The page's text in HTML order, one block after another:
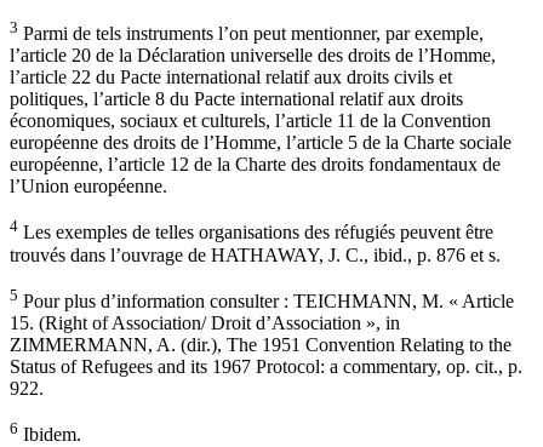
3 Parmi de tels instruments l’on peut mentionner, par exemple,
l’article 20 de la Déclaration universelle des droits de l’Homme,
l’article 22 du Pacte international relatif aux droits civils et
politiques, l’article 8 du Pacte international relatif aux droits
économiques, sociaux et culturels, l’article 11 de la Convention
européenne des droits de l’Homme, l’article 5 de la Charte sociale
européenne, l’article 12 de la Charte des droits fondamentaux de
l’Union européenne.
4 Les exemples de telles organisations des réfugiés peuvent être
trouvés dans l’ouvrage de HATHAWAY, J. C., ibid., p. 876 et s.
5 Pour plus d’information consulter : TEICHMANN, M. « Article
15. (Right of Association/ Droit d’Association », in
ZIMMERMANN, A. (dir.), The 1951 Convention Relating to the
Status of Refugees and its 1967 Protocol: a commentary, op. cit., p.
922.
6 Ibidem.